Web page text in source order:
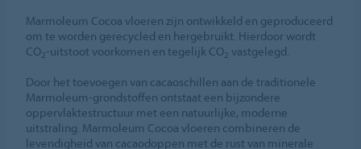
Marmoleum Cocoa vloeren zijn ontwikkeld en geproduceerd
om te worden gerecycled en hergebruikt. Hierdoor wordt
CO2-uitstoot voorkomen en tegelijk CO2 vastgelegd.
Door het toevoegen van cacaoschillen aan de traditionele
Marmoleum-grondstoffen ontstaat een bijzondere
oppervlaktestructuur met een natuurlijke, moderne
uitstraling. Marmoleum Cocoa vloeren combineren de
levendigheid van cacaodoppen met de rust van minerale